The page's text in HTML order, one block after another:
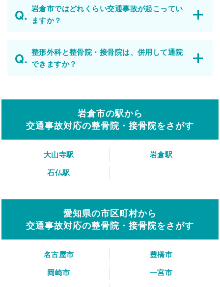
岩倉市ではどれくらい交通事故が起こってい
ますか？
整形外科と整骨院・接骨院は、併用して通院
できますか？
岩倉市の駅から
交通事故対応の整骨院・接骨院をさがす
大山寺駅
岩倉駅
石仏駅
愛知県の市区町村から
交通事故対応の整骨院・接骨院をさがす
名古屋市
豊橋市
岡崎市
一宮市